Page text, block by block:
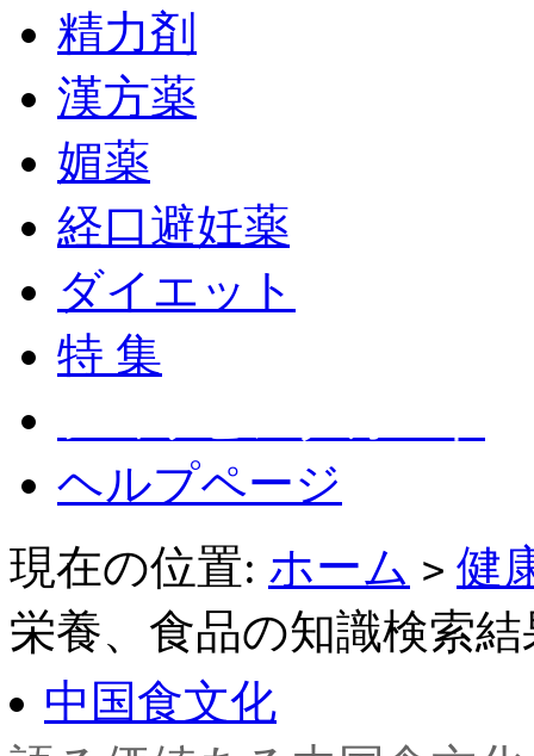
精力剤
漢方薬
媚薬
経口避妊薬
ダイエット
特 集
ヘルプページ
現在の位置: ホーム > 健
栄養、食品の知識検索結
中国食文化